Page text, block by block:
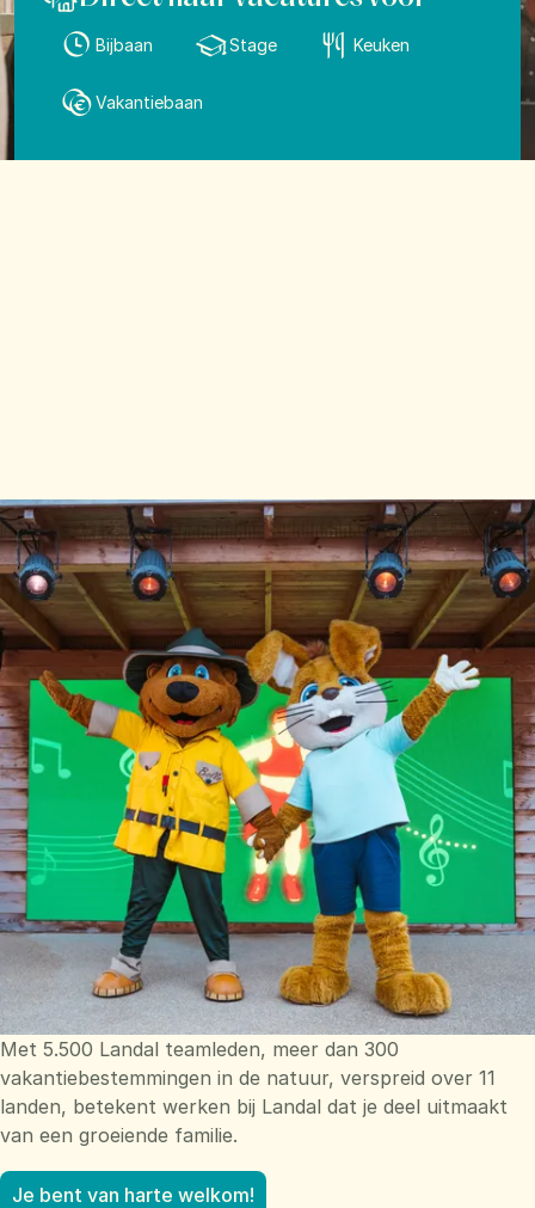
Bijbaan Stage Keuken
Vakantiebaan
Met 5.500 Landal teamleden, meer dan 300
vakantiebestemmingen in de natuur, verspreid over 11
landen, betekent werken bij Landal dat je deel uitmaakt
van een groeiende familie.
Je bent van harte welkom!